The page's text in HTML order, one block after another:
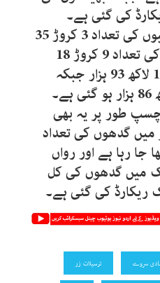
اسی طرح بھیڑوں اور دُنبوں کی تعداد 3 کروڑ 35
لاکھ، بکریوں اور بکروں کی تعداد 9 کروڑ 18
لاکھ، اُونٹوں کی تعداد 11 لاکھ 93 ہزار جبکہ
طور پر یہ بھی
میں گدھوں کی تعداد
رہا ہے اور رواں
میں گدھوں کی کل
سروے ترسیلات زر